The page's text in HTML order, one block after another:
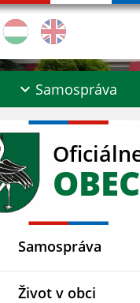
Samospráva
Samospráva
Život v obci